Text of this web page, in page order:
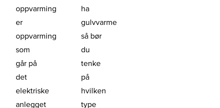
oppvarming
er
oppvarming
som
går på
det
elektriske
anlegget
ha
gulvvarme
så bør
du
tenke
på
hvilken
type